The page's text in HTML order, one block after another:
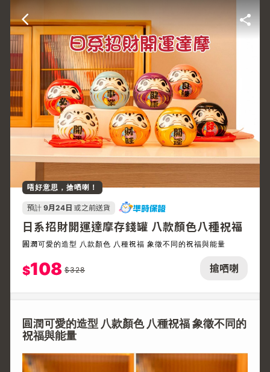
搶哂喇
唔好意思，搶哂喇！
預計 9月24日 或之前送貨
日系招財開運達摩存錢罐 八款顏色八種祝福
圓潤可愛的造型 八款顏色 八種祝福 象徵不同的祝福與能量
$108 $328
圓潤可愛的造型 八款顏色 八種祝福 象徵不同的
祝福與能量